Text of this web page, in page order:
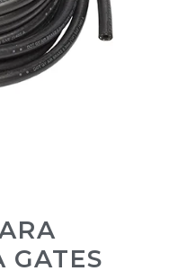
GATES